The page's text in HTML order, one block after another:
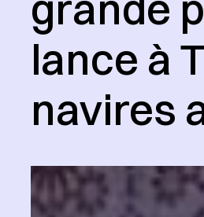
lance à
navires